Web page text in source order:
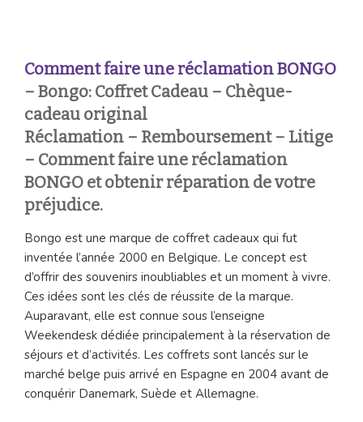
Comment faire une réclamationBONGO
– Bongo: Coffret Cadeau – Chèque-
cadeau original
Réclamation – Remboursement – Litige
– Comment faire une réclamation
BONGO et obtenir réparation de votre
préjudice.
Bongo est une marque de coffret cadeaux qui fut
inventée l’année 2000 en Belgique. Le concept est
d’offrir des souvenirs inoubliables et un moment à vivre.
Ces idées sont les clés de réussite de la marque.
Auparavant, elle est connue sous l’enseigne
Weekendesk dédiée principalement à la réservation de
séjours et d’activités. Les coffrets sont lancés sur le
marché belge puis arrivé en Espagne en 2004 avant de
conquérir Danemark, Suède et Allemagne.